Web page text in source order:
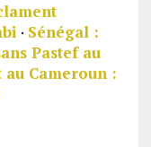
· Sénégal :
Pastef au
au Cameroun :